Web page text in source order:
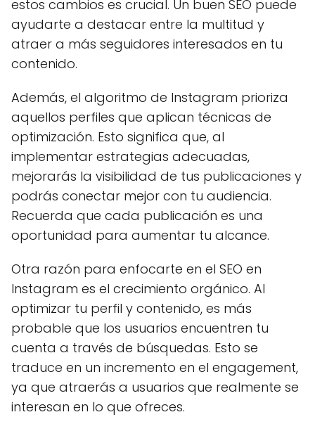
estos cambios es crucial. Un buen SEO puede
ayudarte a destacar entre la multitud y
atraer a más seguidores interesados en tu
contenido.
Además, el algoritmo de Instagram prioriza
aquellos perfiles que aplican técnicas de
optimización. Esto significa que, al
implementar estrategias adecuadas,
mejorarás la visibilidad de tus publicaciones y
podrás conectar mejor con tu audiencia.
Recuerda que cada publicación es una
oportunidad para aumentar tu alcance.
Otra razón para enfocarte en el SEO en
Instagram es el crecimiento orgánico. Al
optimizar tu perfil y contenido, es más
probable que los usuarios encuentren tu
cuenta a través de búsquedas. Esto se
traduce en un incremento en el engagement,
ya que atraerás a usuarios que realmente se
interesan en lo que ofreces.